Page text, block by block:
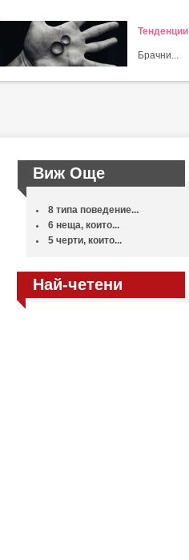
Тенденции
Брачни...
Виж Още
8 типа поведение...
6 неща, които...
5 черти, които...
Най-четени